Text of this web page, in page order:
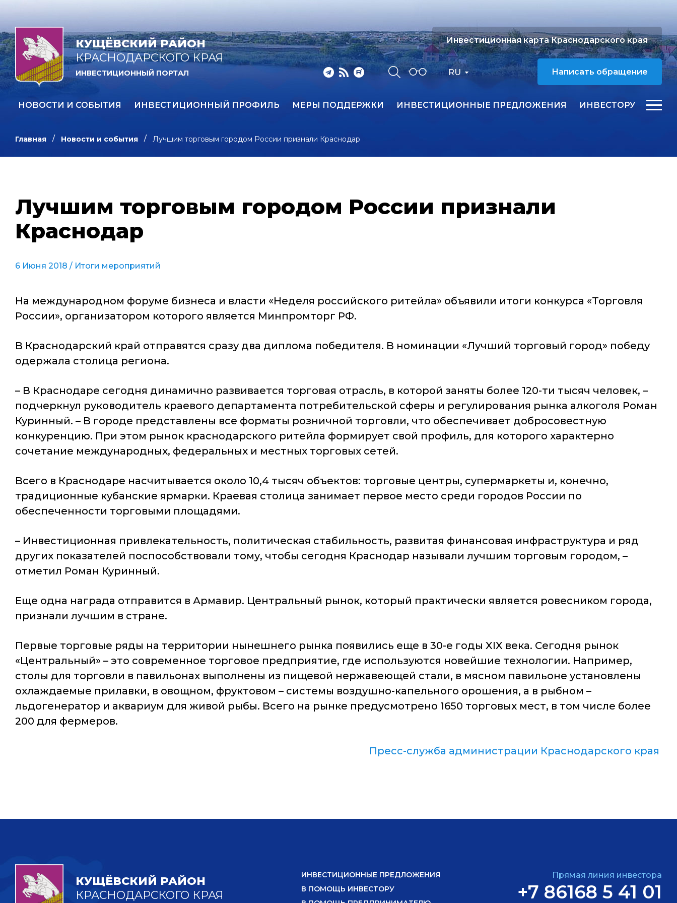
КУЩЁВСКИЙ РАЙОН
КРАСНОДАРСКОГО КРАЯ
ИНВЕСТИЦИОННЫЙ ПОРТАЛ RU
Инвестиционная карта Краснодарского края
Написать обращение
НОВОСТИ И СОБЫТИЯ ИНВЕСТИЦИОННЫЙ ПРОФИЛЬ МЕРЫ ПОДДЕРЖКИ ИНВЕСТИЦИОННЫЕ ПРЕДЛОЖЕНИЯ ИНВЕСТОРУ
Главная Новости и события Лучшим торговым городом России признали Краснодар
Лучшим торговым городом России признали
Краснодар
6 Июня 2018 / Итоги мероприятий
На международном форуме бизнеса и власти «Неделя российского ритейла» объявили итоги конкурса «Торговля
России», организатором которого является Минпромторг РФ.
В Краснодарский край отправятся сразу два диплома победителя. В номинации «Лучший торговый город» победу
одержала столица региона.
– В Краснодаре сегодня динамично развивается торговая отрасль, в которой заняты более 120-ти тысяч человек, –
подчеркнул руководитель краевого департамента потребительской сферы и регулирования рынка алкоголя Роман
Куринный. – В городе представлены все форматы розничной торговли, что обеспечивает добросовестную
конкуренцию. При этом рынок краснодарского ритейла формирует свой профиль, для которого характерно
сочетание международных, федеральных и местных торговых сетей.
Всего в Краснодаре насчитывается около 10,4 тысяч объектов: торговые центры, супермаркеты и, конечно,
традиционные кубанские ярмарки. Краевая столица занимает первое место среди городов России по
обеспеченности торговыми площадями.
– Инвестиционная привлекательность, политическая стабильность, развитая финансовая инфраструктура и ряд
других показателей поспособствовали тому, чтобы сегодня Краснодар называли лучшим торговым городом, –
отметил Роман Куринный.
Еще одна награда отправится в Армавир. Центральный рынок, который практически является ровесником города,
признали лучшим в стране.
Первые торговые ряды на территории нынешнего рынка появились еще в 30-е годы XIX века. Сегодня рынок
«Центральный» – это современное торговое предприятие, где используются новейшие технологии. Например,
столы для торговли в павильонах выполнены из пищевой нержавеющей стали, в мясном павильоне установлены
охлаждаемые прилавки, в овощном, фруктовом – системы воздушно-капельного орошения, а в рыбном –
льдогенератор и аквариум для живой рыбы. Всего на рынке предусмотрено 1650 торговых мест, в том числе более
200 для фермеров.
Пресс-служба администрации Краснодарского края
КУЩЁВСКИЙ РАЙОН
КРАСНОДАРСКОГО КРАЯ
ИНВЕСТИЦИОННЫЕ ПРЕДЛОЖЕНИЯ
В ПОМОЩЬ ИНВЕСТОРУ
Прямая линия инвестора
+7 86168 5 41 01